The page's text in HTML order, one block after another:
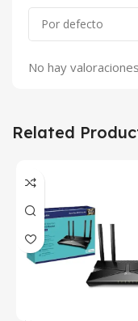
No hay
Related